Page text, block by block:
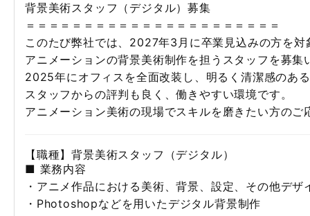
背景美術スタッフ（デジタル）募集
＝＝＝＝＝＝＝＝＝＝＝＝＝＝＝＝＝＝＝＝＝＝
このたび弊社では、2027年3月に卒業見込みの方を対
アニメーションの背景美術制作を担うスタッフを募集
2025年にオフィスを全面改装し、明るく清潔感のあ
スタッフからの評判も良く、働きやすい環境です。
アニメーション美術の現場でスキルを磨きたい方の
【職種】背景美術スタッフ（デジタル）
■ 業務内容
・アニメ作品における美術、背景、設定、その他デザ
・Photoshopなどを用いたデジタル背景制作